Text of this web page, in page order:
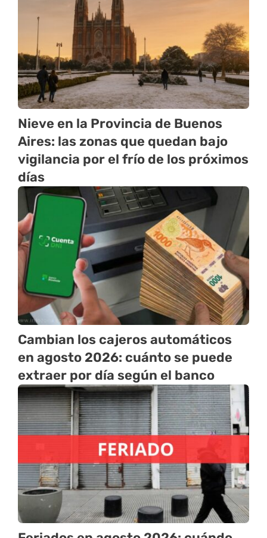
Nieve en la Provincia de Buenos
Aires: las zonas que quedan bajo
vigilancia por el frío de los próximos
días
Cambian los cajeros automáticos
en agosto 2026: cuánto se puede
extraer por día según el banco